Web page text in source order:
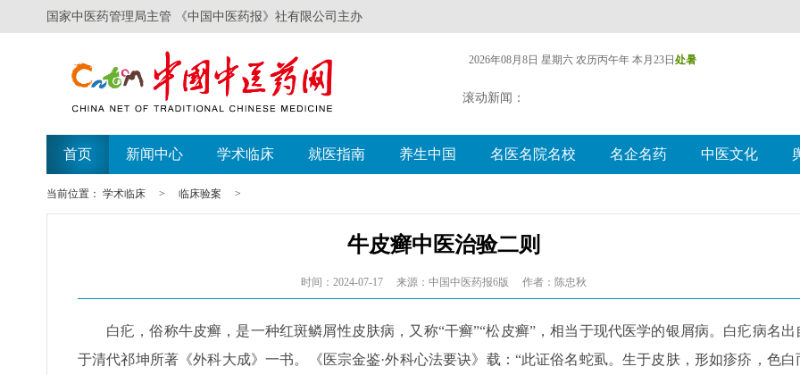
国家中医药管理局主管 《中国中医药报》社有限公司主办
2026年08月8日 星期六 农历丙午年 本月23日 处暑
滚动新闻：
首页 新闻中心 学术临床 就医指南 养生中国 名医名院名校 名企名药 中医文化
当前位置： 学术临床 > 临床验案 >
牛皮癣中医治验二则
时间：2024-07-17 来源：中国中医药报6版 作者：陈忠秋
白疕，俗称牛皮癣，是一种红斑鳞屑性皮肤病，又称“干癣”“松皮癣”，相当于现代医学的银屑病。白疕病名出
于清代祁坤所著《外科大成》一书。《医宗金鉴·外科心法要诀》载：“此证俗名蛇虱。生于皮肤，形如疹疥，色白